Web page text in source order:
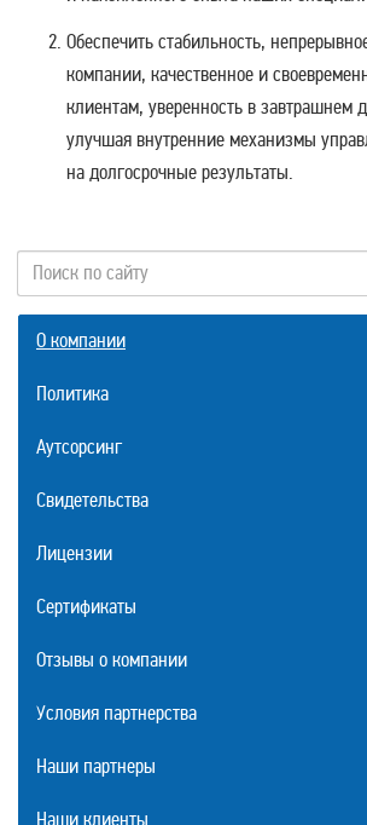
Обеспечить стабильность,
компании, качественное и
клиентам, уверенность в завтрашнем
улучшая внутренние механизмы
на долгосрочные результаты.
О компании
Политика
Аутсорсинг
Свидетельства
Лицензии
Сертификаты
Отзывы о компании
Условия партнерства
Наши партнеры
Наши клиенты